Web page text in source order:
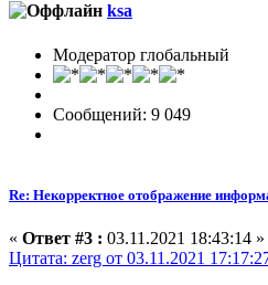
ksa
Модератор глобальный
Сообщений: 9 049
Re: Некорректное отображение
« Ответ #3 : 03.11.2021 18:43:14 »
Цитата: zerg от 03.11.2021